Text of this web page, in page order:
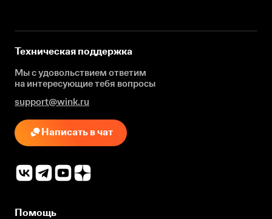
Техническая поддержка
Мы с удовольствием ответим
на интересующиетебя вопросы
support@wink.ru
Написать в чат
Помощь